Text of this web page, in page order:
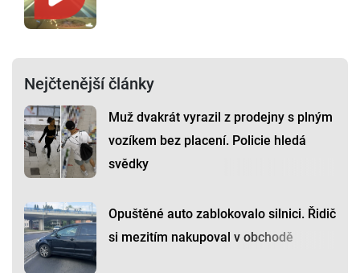
Nejčtenější články
Muž dvakrát vyrazil z prodejny s plným
vozíkem bez placení. Policie hledá
svědky
Opuštěné auto zablokovalo silnici. Řidič
si mezitím nakupoval v obchodě